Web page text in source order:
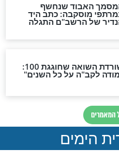
רבינו - וכי טובת
הסנדק שלו?!"...